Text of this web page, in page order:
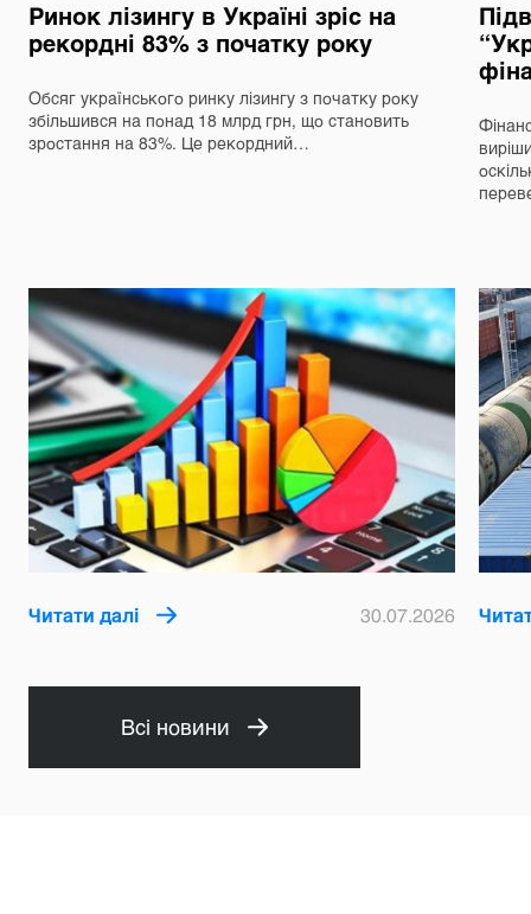
Ринок лізингу в Україні зріс на
рекордні 83% з початку року
Обсяг українського ринку лізингу з початку року
збільшився на понад 18 млрд грн, що становить
зростання на 83%. Це рекордний…
Читати далі 30.07.2026
Всі новини